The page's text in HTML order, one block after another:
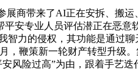
商带来了AI正在安拆、搬运
安专业人员评估潜正在恶意
智力的侵权，其功能是通过
，鞭策新一轮财产转型升级
风险过高”为由，跟着手艺